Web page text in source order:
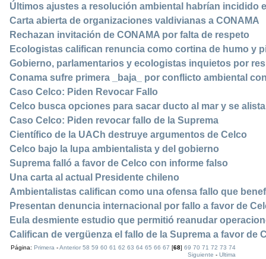
Últimos ajustes a resolución ambiental habrían incidido
Carta abierta de organizaciones valdivianas a CONAMA
Rechazan invitación de CONAMA por falta de respeto
Ecologistas califican renuncia como cortina de humo y
Gobierno, parlamentarios y ecologistas inquietos por
Conama sufre primera _baja_ por conflicto ambiental
Caso Celco: Piden Revocar Fallo
Celco busca opciones para sacar ducto al mar y se
Caso Celco: Piden revocar fallo de la Suprema
Científico de la UACh destruye argumentos de Celco
Celco bajo la lupa ambientalista y del gobierno
Suprema falló a favor de Celco con informe falso
Una carta al actual Presidente chileno
Ambientalistas califican como una ofensa fallo que
Presentan denuncia internacional por fallo a favor de
Eula desmiente estudio que permitió reanudar
Califican de vergüenza el fallo de la Suprema a favor de
Página:Primera -Anterior 58 59 60 61 62 63 64 65 66 67 [68]69 70 71 72 73 74
Siguiente -Ultima